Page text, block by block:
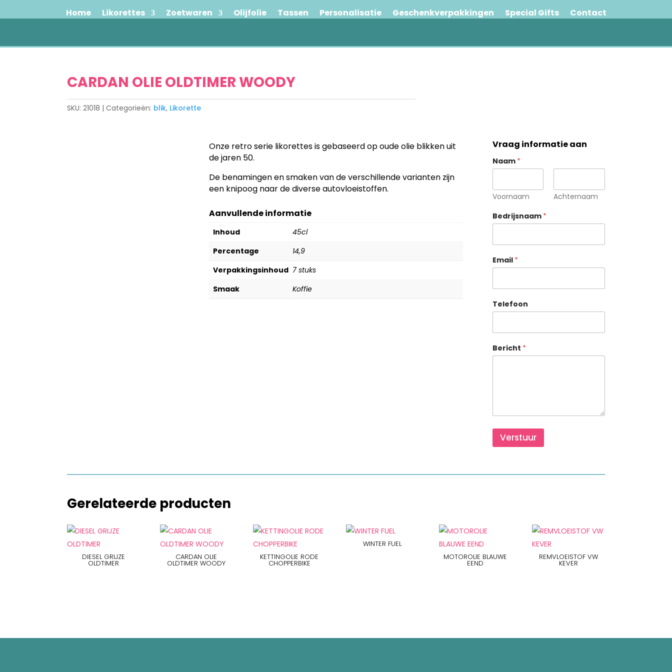
Home Likorettes Zoetwaren Olijfolie Tassen Personalisatie Geschenkverpakkingen Special Gifts Contact
CARDAN OLIE OLDTIMER WOODY
SKU:21018 Categorieën: blik, Likorette
Onze retro serie likorettes is gebaseerd op oude olie blikken uit
de jaren 50.
De benamingen en smaken van de verschillende varianten zijn
een knipoog naar de diverse autovloeistoffen.
Aanvullende informatie
Inhoud
45cl
Percentage
14,9
Verpakkingsinhoud 7 stuks
Smaak
Koffie
Vraag informatie aan
Naam *
Voornaam
Achternaam
Bedrijsnaam *
Email *
Telefoon
Bericht *
Verstuur
Gerelateerde producten
DIESEL GRIJZE
OLDTIMER
CARDAN OLIE
OLDTIMER WOODY
KETTINGOLIE RODE
CHOPPERBIKE
WINTER FUEL
MOTOROLIE BLAUWE
EEND
REMVLOEISTOF VW
KEVER